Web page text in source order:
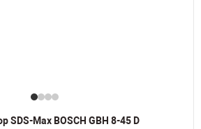
SDS-Max BOSCH GBH 8-45 D